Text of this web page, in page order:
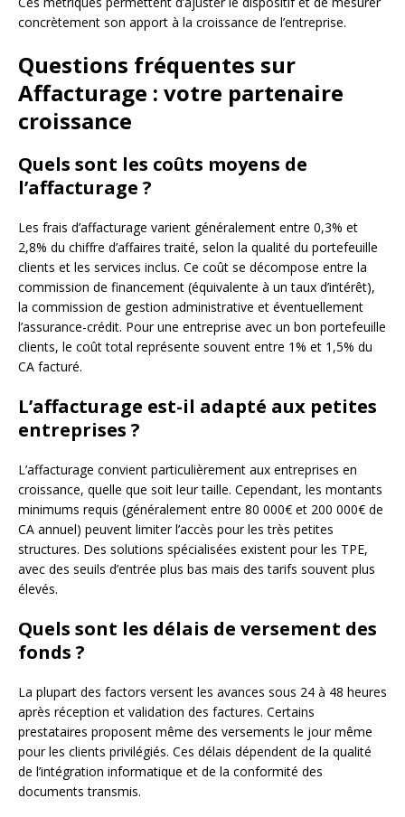
concrètement son apport à la croissance de l’entreprise.
Questions fréquentes sur
Affacturage : votre partenaire
croissance
Quels sont les coûts moyens de
l’affacturage ?
Les frais d’affacturage varient généralement entre 0,3% et
2,8% du chiffre d’affaires traité, selon la qualité du portefeuille
clients et les services inclus. Ce coût se décompose entre la
commission de financement (équivalente à un taux d’intérêt),
la commission de gestion administrative et éventuellement
l’assurance-crédit. Pour une entreprise avec un bon portefeuille
clients, le coût total représente souvent entre 1% et 1,5% du
CA facturé.
L’affacturage est-il adapté aux petites
entreprises ?
L’affacturage convient particulièrement aux entreprises en
croissance, quelle que soit leur taille. Cependant, les montants
minimums requis (généralement entre 80 000€ et 200 000€ de
CA annuel) peuvent limiter l’accès pour les très petites
structures. Des solutions spécialisées existent pour les TPE,
avec des seuils d’entrée plus bas mais des tarifs souvent plus
élevés.
Quels sont les délais de versement des
fonds ?
La plupart des factors versent les avances sous 24 à 48 heures
après réception et validation des factures. Certains
prestataires proposent même des versements le jour même
pour les clients privilégiés. Ces délais dépendent de la qualité
de l’intégration informatique et de la conformité des
documents transmis.